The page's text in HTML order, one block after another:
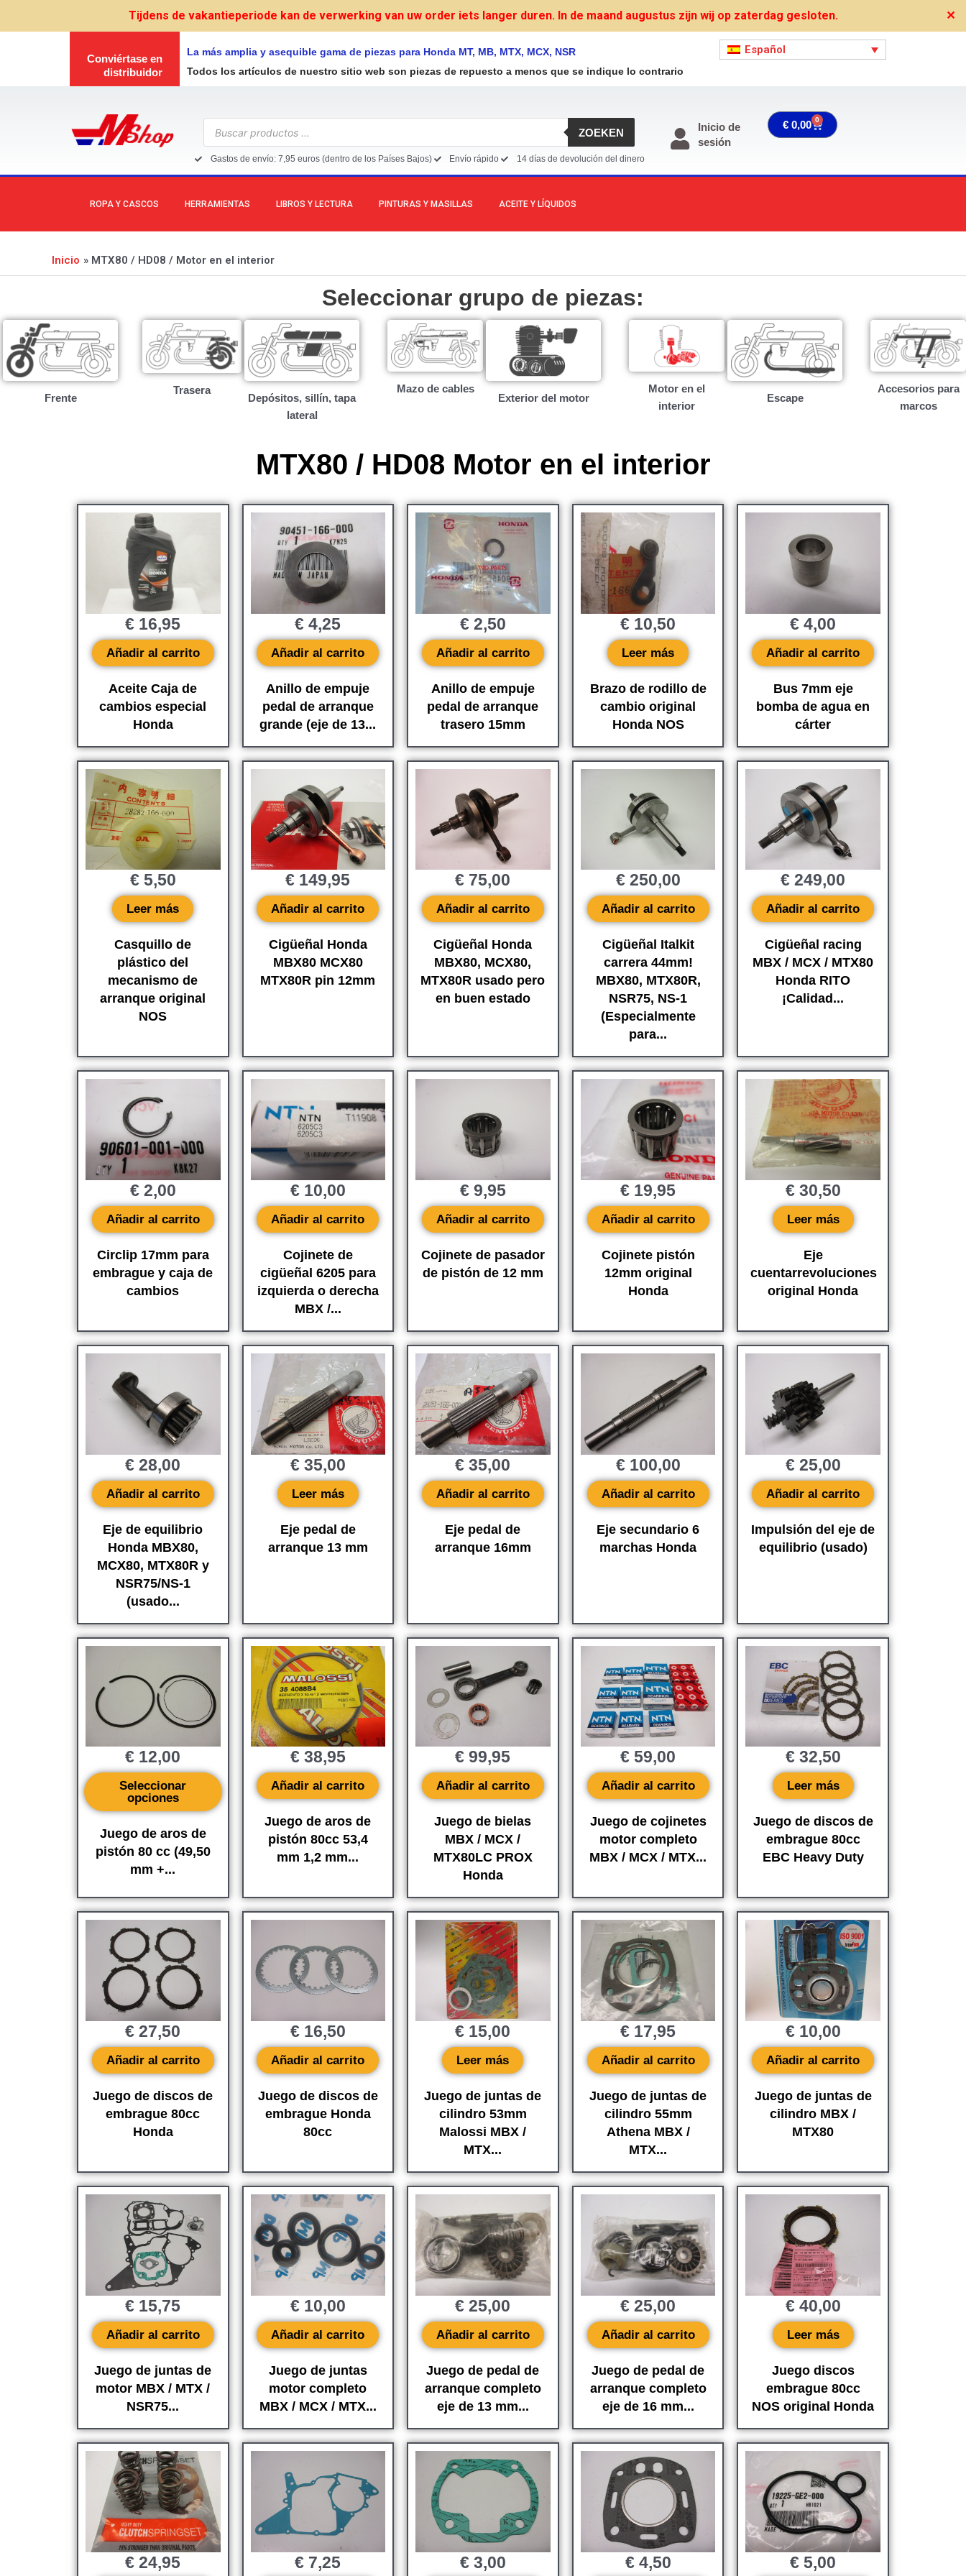
Tijdens de vakantieperiode kan de verwerking van uw order iets langer duren. In de maand augustus zijn wij op zaterdag gesloten. ✕
Conviértase en
distribuidor
La más amplia y asequible gama de piezas para Honda MT, MB, MTX, MCX, NSR
Todos los artículos de nuestro sitio web son piezas de repuesto a menos que se indique lo contrario
Español
Búsqueda
de
productos
ZOEKEN
Gastos de envío: 7,95 euros (dentro de los Países Bajos) Envío rápido 14 días de devolución del dinero
Inicio de
sesión
€ 0,00 0 Carrito
ROPA Y CASCOS HERRAMIENTAS LIBROS Y LECTURA PINTURAS Y MASILLAS ACEITE Y LÍQUIDOS
Inicio MTX80 / HD08 / Motor en el interior
Seleccionar grupo de piezas:
Frente
Trasera
Depósitos, sillín, tapa
lateral
Mazo de cables
Exterior del motor
Motor en el
interior
Escape
Accesorios para
marcos
MTX80 / HD08 Motor en el interior
Aceite Caja de
cambios especial
Honda
€ 16,95
Añadir al carrito
Anillo de empuje
pedal de arranque
grande (eje de 13...
€ 4,25
Añadir al carrito
Anillo de empuje
pedal de arranque
trasero 15mm
€2,50
Añadir al carrito
Brazo de rodillo de
cambio original
Honda NOS
€ 10,50
Leer más
Bus 7mm eje
bomba de agua en
cárter
€ 4,00
Añadir al carrito
Casquillo de
plástico del
mecanismo de
arranque original
NOS
€5,50
Leer más
Cigüeñal Honda
MBX80 MCX80
MTX80R pin 12mm
€ 149,95
Añadir al carrito
Cigüeñal Honda
MBX80, MCX80,
MTX80R usado pero
en buen estado
€ 75,00
Añadir al carrito
Cigüeñal Italkit
carrera 44mm!
MBX80, MTX80R,
NSR75, NS-1
(Especialmente
para...
€250,00
Añadir al carrito
Cigüeñal racing
MBX / MCX / MTX80
Honda RITO
¡Calidad...
€ 249,00
Añadir al carrito
Circlip 17mm para
embrague y caja de
cambios
€2,00
Añadir al carrito
Cojinete de
cigüeñal 6205 para
izquierda o derecha
MBX /...
€10,00
Añadir al carrito
Cojinete de pasador
de pistón de 12 mm
€9,95
Añadir al carrito
Cojinete pistón
12mm original
Honda
€ 19,95
Añadir al carrito
Eje
cuentarrevoluciones
original Honda
€30,50
Leer más
Eje de equilibrio
Honda MBX80,
MCX80, MTX80R y
NSR75/NS-1
(usado...
€ 28,00
Añadir al carrito
Eje pedal de
arranque 13 mm
€35,00
Leer más
Eje pedal de
arranque 16mm
€ 35,00
Añadir al carrito
Eje secundario 6
marchas Honda
€100,00
Añadir al carrito
Impulsión del eje de
equilibrio (usado)
€25,00
Añadir al carrito
Juego de aros de
pistón 80 cc (49,50
mm +...
€ 12,00
Seleccionar
opciones
Juego de aros de
pistón 80cc 53,4
mm 1,2 mm...
€38,95
Añadir al carrito
Juego de bielas
MBX / MCX /
MTX80LC PROX
Honda
€ 99,95
Añadir al carrito
Juego de cojinetes
motor completo
MBX / MCX / MTX...
€ 59,00
Añadir al carrito
Juego de discos de
embrague 80cc
EBC Heavy Duty
€32,50
Leer más
Juego de discos de
embrague 80cc
Honda
€ 27,50
Añadir al carrito
Juego de discos de
embrague Honda
80cc
€16,50
Añadir al carrito
Juego de juntas de
cilindro 53mm
Malossi MBX /
MTX...
€ 15,00
Leer más
Juego de juntas de
cilindro 55mm
Athena MBX /
MTX...
€ 17,95
Añadir al carrito
Juego de juntas de
cilindro MBX /
MTX80
€10,00
Añadir al carrito
Juego de juntas de
motor MBX / MTX /
NSR75...
€ 15,75
Añadir al carrito
Juego de juntas
motor completo
MBX / MCX / MTX...
€10,00
Añadir al carrito
Juego de pedal de
arranque completo
eje de 13 mm...
€ 25,00
Añadir al carrito
Juego de pedal de
arranque completo
eje de 16 mm...
€ 25,00
Añadir al carrito
Juego discos
embrague 80cc
NOS original Honda
€40,00
Leer más
€ 24,95 € 7,25 €3,00 €4,50 € 5,00